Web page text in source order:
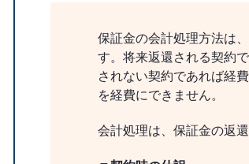
保証金の会計処理方法は
す。将来返還される契約
されない契約であれば経
を経費にできません。
会計処理は、保証金の返